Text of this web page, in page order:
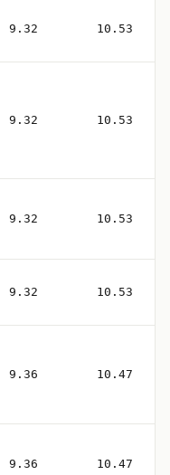
9.32 10.53
9.32 10.53
9.32 10.53
9.32 10.53
9.36 10.47
9.36 10.47